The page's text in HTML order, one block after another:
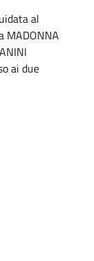
al
MADONNA
ai due